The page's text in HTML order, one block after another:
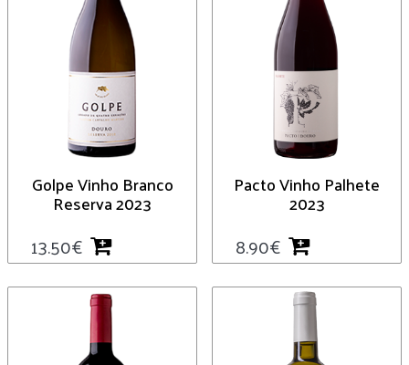
Golpe Vinho Branco
Reserva 2023
13.50€
Pacto Vinho Palhete
2023
8.90€